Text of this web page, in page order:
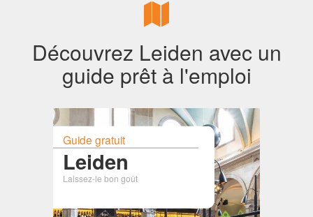
Découvrez Leiden avec un
guide prêt à l'emploi
Guide gratuit
Leiden
Laissez-le bon goût